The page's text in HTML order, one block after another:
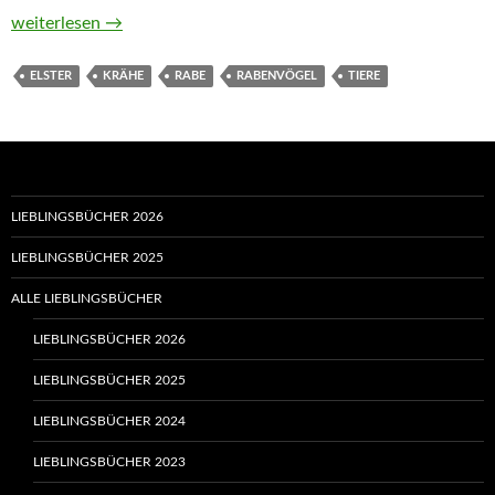
Rabenvögel-Monatsthema im September 2020
weiterlesen →
ELSTER KRÄHE RABE RABENVÖGEL TIERE
LIEBLINGSBÜCHER 2026
LIEBLINGSBÜCHER 2025
ALLE LIEBLINGSBÜCHER
LIEBLINGSBÜCHER 2026
LIEBLINGSBÜCHER 2025
LIEBLINGSBÜCHER 2024
LIEBLINGSBÜCHER 2023